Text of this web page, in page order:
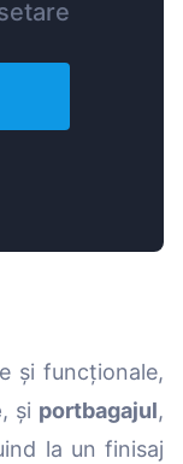
și funcționale,
, și portbagajul,
la un finisaj